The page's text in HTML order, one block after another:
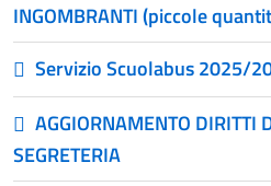
INGOMBRANTI (piccole
Servizio Scuolabus 2025/
AGGIORNAMENTO DIRITTI
SEGRETERIA